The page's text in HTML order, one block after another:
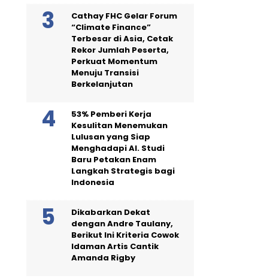
Cathay FHC Gelar Forum
“Climate Finance”
Terbesar di Asia, Cetak
Rekor Jumlah Peserta,
Perkuat Momentum
Menuju Transisi
Berkelanjutan
53% Pemberi Kerja
Kesulitan Menemukan
Lulusan yang Siap
Menghadapi AI. Studi
Baru Petakan Enam
Langkah Strategis bagi
Indonesia
Dikabarkan Dekat
dengan Andre Taulany,
Berikut Ini Kriteria Cowok
Idaman Artis Cantik
Amanda Rigby